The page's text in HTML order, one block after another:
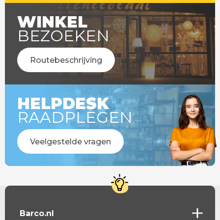
WINKEL
BEZOEKEN
Routebeschrijving
HELPDESK
RAADPLEGEN
Veelgestelde vragen
Barco.nl